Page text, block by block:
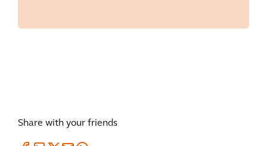
Share with your friends